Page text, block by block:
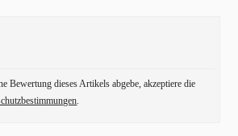
Bewertung dieses Artikels abgebe, akzeptiere die
.